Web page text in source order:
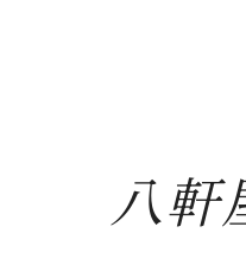
八軒